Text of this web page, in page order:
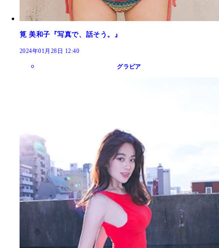
筧 美和子『写真で、話そう。』
2024年01月28日 12:40
グラビア